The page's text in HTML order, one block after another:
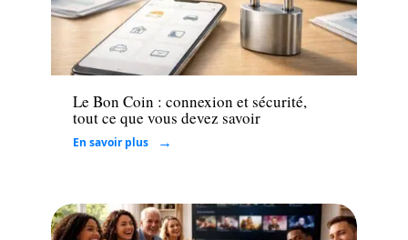
Entreprise
Le Bon Coin : connexion et sécurité,
tout ce que vous devez savoir
En savoir plus